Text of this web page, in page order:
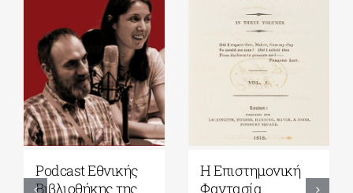
Podcast Εθνικής
Βιβλιοθήκης της
Η Επιστημονική
Φαντασία